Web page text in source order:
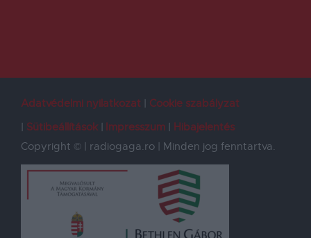
Adatvédelmi nyilatkozat
Cookie szabályzat
Sütibeállítások
Impresszum
Hibajelentés
Copyright © | radiogaga.ro | Minden jog fenntartva.